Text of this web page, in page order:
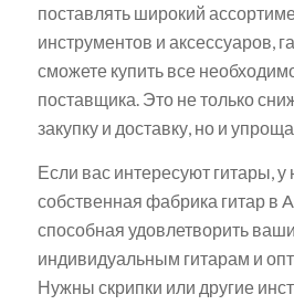
поставлять широкий
инструментов и аксессуаров,
сможете купить все
поставщика. Это не только
закупку и доставку, но и
Если вас интересуют гитары, у
собственная фабрика гитар в
способная удовлетворить
индивидуальным гитарам и
Нужны скрипки или другие